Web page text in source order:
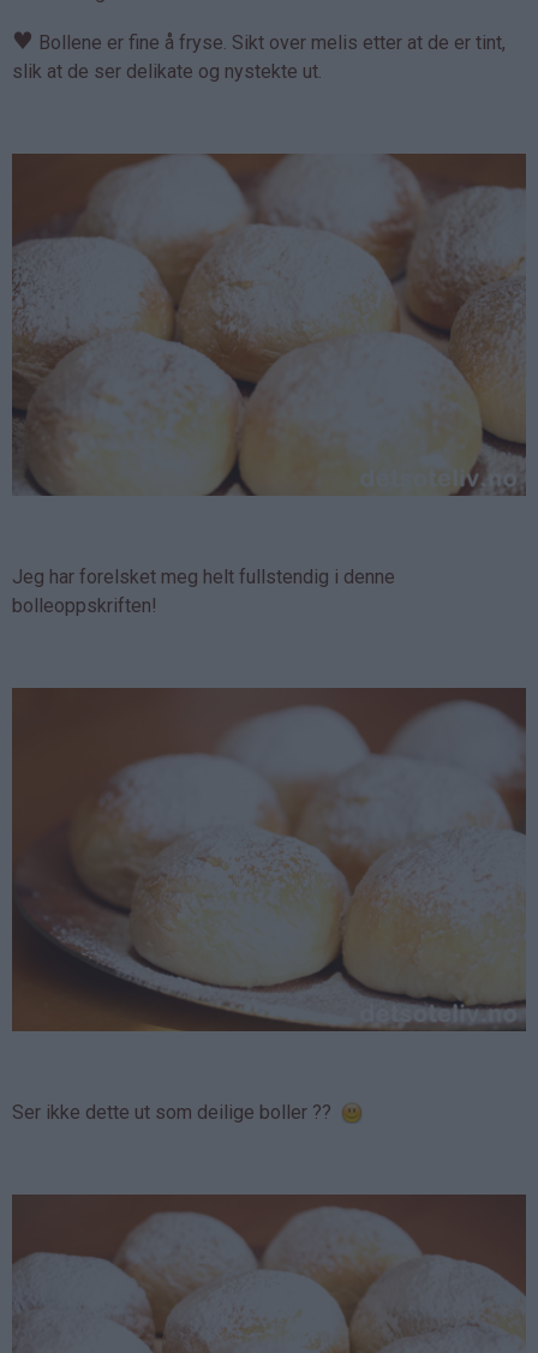
♥ Bollene er fine å fryse. Sikt over melis etter at de er tint,
slik at de ser delikate og nystekte ut.
Jeg har forelsket meg helt fullstendig i denne
bolleoppskriften!
Ser ikke dette ut som deilige boller ??